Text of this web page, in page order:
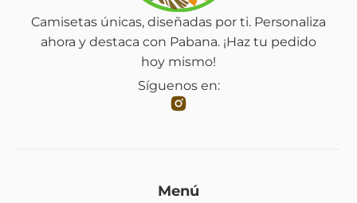
Camisetas únicas, diseñadas por ti. Personaliza
ahora y destaca con Pabana. ¡Haz tu pedido
hoy mismo!
Síguenos en:
Menú